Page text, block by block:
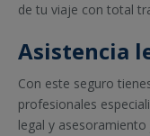
de tu viaje con total
Asistencia
Con este seguro
profesionales
legal y